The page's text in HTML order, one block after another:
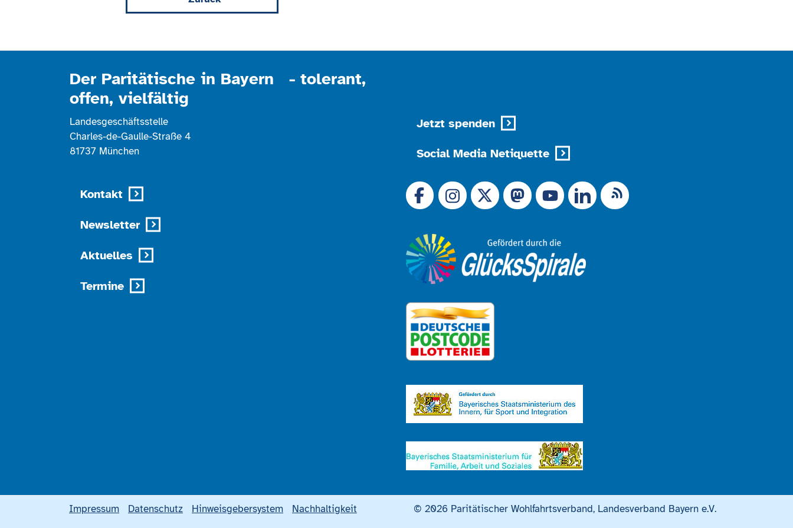
Der Paritätische in Bayern - tolerant,
offen, vielfältig
Landesgeschäftsstelle
Charles-de-Gaulle-Straße 4
81737 München
Kontakt
Newsletter
Aktuelles
Termine
Jetzt spenden
Social Media Netiquette
Link zu X (Ex-Twitter)
RSS-Feed
Impressum Datenschutz Hinweisgebersystem Nachhaltigkeit © 2026 Paritätischer Wohlfahrtsverband, Landesverband Bayern e.V.